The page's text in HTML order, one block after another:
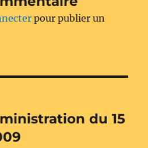
pour publier un
du 15